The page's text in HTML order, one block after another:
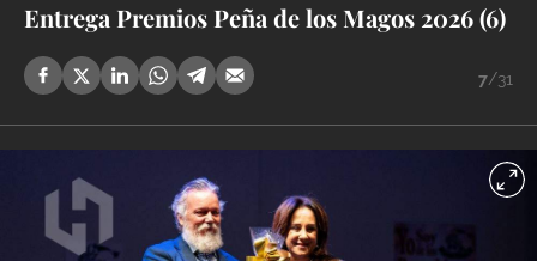
Entrega Premios Peña de los Magos 2026 (6)
7/31